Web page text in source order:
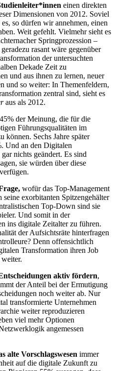
einen direkten
Dimensionen von 2012. Soviel
so dürfen wir annehmen, einen
Weit gefehlt. Vielmehr sieht es
Springprozession –
rasant wäre gegenüber
der untersuchten
Dekade Zeit zu
und aus ihnen zu lernen, neuer
und so weiter: In Themenfeldern,
zentral sind, sieht es
aus als 2012.
der Meinung, die für die
Führungsqualitäten im
können. Sechs Jahre später
Und an den Digitalen
nichts geändert. Es sind
sie würden über diese
wofür das Top-Management
exorbitanten Spitzengehälter
Top-Down sind sie
Und somit in der
ins digitale Zeitalter zu führen.
der Aufsichtsräte hinterfragen
Denn offensichtlich
Transformation ihren Job
aktiv fördern,
der Anteil bei der Ermutigung
noch weiter ab. Nur
transformierte Unternehmen
weiter reproduzieren
viel mehr Optionen
angemessen
alte Vorschlagswesen immer
auf die digitale Zukunft zu